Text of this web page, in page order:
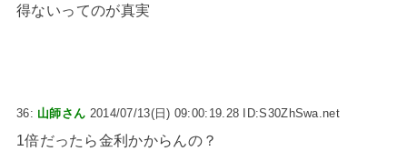
得ないってのが真実
36: 山師さん 2014/07/13(日) 09:00:19.28 ID:S30ZhSwa.net
1倍だったら金利かからんの？